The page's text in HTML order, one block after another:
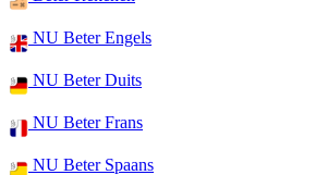
NU Beter Engels
NU Beter Duits
NU Beter Frans
NU Beter Spaans